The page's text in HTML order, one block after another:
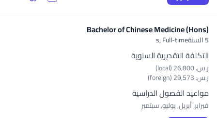
Bachelor of Chinese Medicine (Hons)
5 السنةs, Full-time
التكلفة التقديرية السنوية
ر.س.‏ 26,800 (local)
ر.س.‏ 29,573 (foreign)
مواعيد الفصول الدراسية
فبراير, أبريل, يوليو, سبتمبر